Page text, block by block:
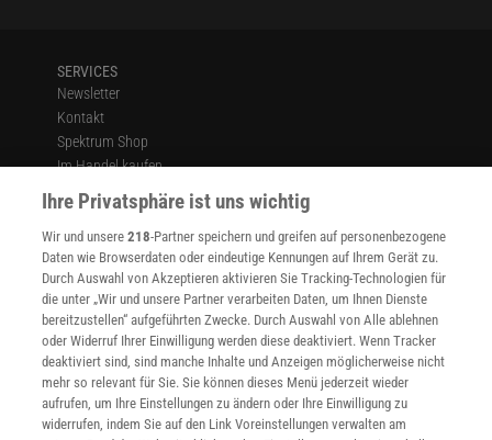
SERVICES
Newsletter
Kontakt
Spektrum Shop
Im Handel kaufen
Presse
Verträge kündigen
Widerruf
INFO
Mediadaten
Datenschutz
Nutzungsbedingungen
Cookie-Einstellungen
Utiq verwalten
Nutzungsbasierte Onlinewerbung
Ihre Privatsphäre ist uns wichtig
Wir und unsere218-Partner speichern und greifen auf personenbezogene
Daten wie Browserdaten oder eindeutige Kennungen auf Ihrem Gerät zu.
Durch Auswahl von Akzeptieren aktivieren Sie Tracking-Technologien für
die unter „Wir und unsere Partner verarbeiten Daten, um Ihnen Dienste
bereitzustellen“ aufgeführten Zwecke. Durch Auswahl von Alle ablehnen
oder Widerruf Ihrer Einwilligung werden diese deaktiviert. Wenn Tracker
deaktiviert sind, sind manche Inhalte und Anzeigen möglicherweise nicht
mehr so relevant für Sie. Sie können dieses Menü jederzeit wieder
aufrufen, um Ihre Einstellungen zu ändern oder Ihre Einwilligung zu
widerrufen, indem Sie auf den Link Voreinstellungen verwalten am